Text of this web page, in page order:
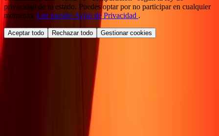
privacidad de tu estado. Puedes optar por no participar en cualquier
momento. Lee nuestro Aviso de Privacidad .
Aceptar todo Rechazar todo Gestionar cookies